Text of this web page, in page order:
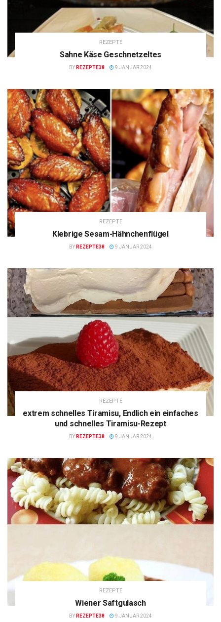
REZEPTE
Sahne Käse Geschnetzeltes
BY REZEPTE38 9 JANUAR 2024
REZEPTE
Klebrige Sesam-Hähnchenflügel
BY REZEPTE38 9 JANUAR 2024
REZEPTE
extrem schnelles Tiramisu, Endlich ein einfaches
und schnelles Tiramisu-Rezept
BY REZEPTE38 9 JANUAR 2024
REZEPTE
Wiener Saftgulasch
BY REZEPTE38 9 JANUAR 2024